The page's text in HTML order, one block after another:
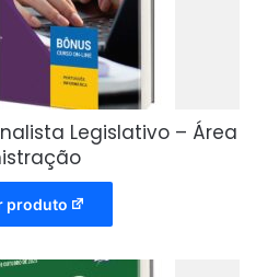
Legislativo – Área
produto